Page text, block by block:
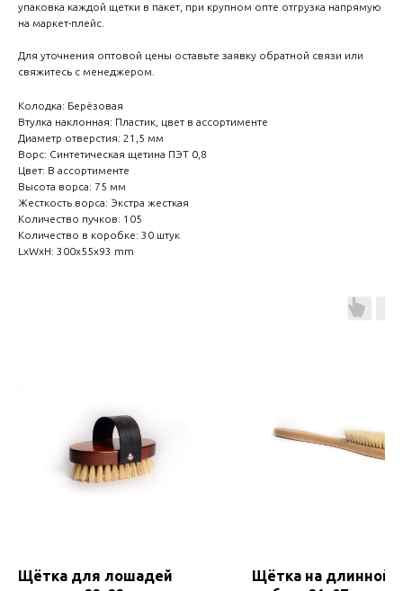
упаковка каждой щетки в пакет, при крупном опте отгрузка напрямую
на маркет-плейс.
Для уточнения оптовой цены оставьте заявку обратной связи или
свяжитесь с менеджером.
Колодка: Берёзовая
Втулка наклонная: Пластик, цвет в ассортименте
Диаметр отверстия: 21,5 мм
Ворс: Синтетическая щетина ПЭТ 0,8
Цвет: В ассортименте
Высота ворса: 75 мм
Жесткость ворса: Экстра жесткая
Количество пучков: 105
Количество в коробке: 30 штук
LxWxH: 300x55x93 mm
Щётка для лошадей
Щётка на длинной